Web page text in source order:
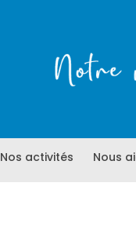
Nos activités Nous